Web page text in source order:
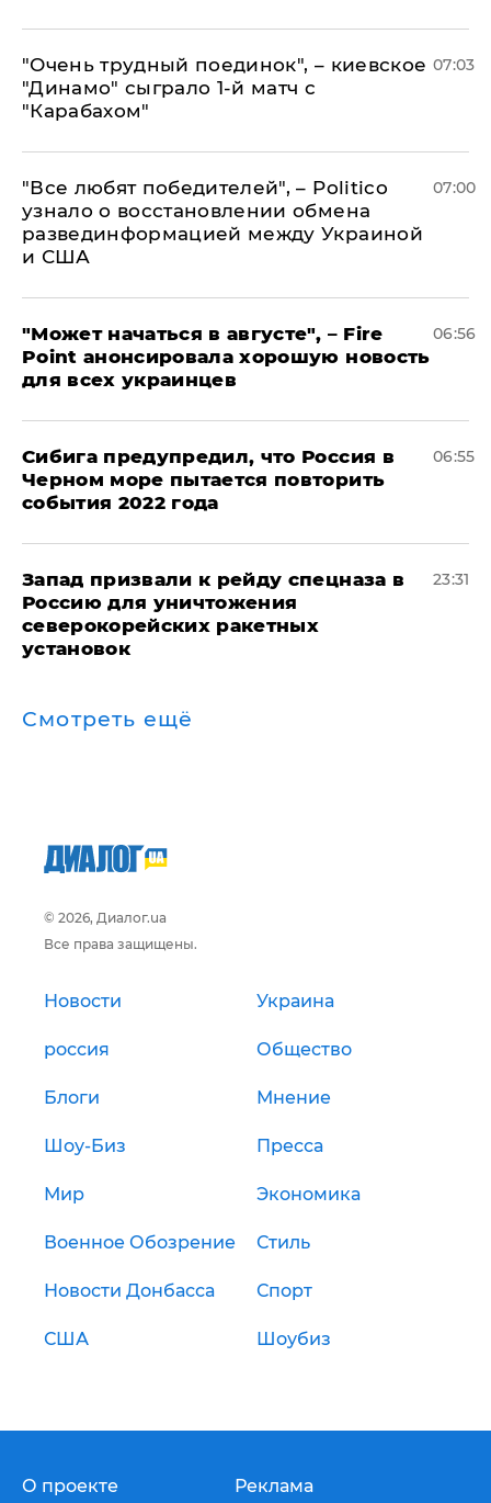
"Очень трудный поединок", – киевское
"Динамо" сыграло 1-й матч с
"Карабахом"
07:03
​"Все любят победителей", – Politico
узнало о восстановлении обмена
развединформацией между Украиной
и США
07:00
"Может начаться в августе", – Fire
Point анонсировала хорошую новость
для всех украинцев
06:56
Сибига предупредил, что Россия в
Черном море пытается повторить
события 2022 года
06:55
Запад призвали к рейду спецназа в
Россию для уничтожения
северокорейских ракетных
установок
23:31
Смотреть ещё
© 2026, Диалог.ua
Все права защищены.
Новости Украина
россия Общество
Блоги Мнение
Шоу-Биз Пресса
Мир Экономика
Военное Обозрение Стиль
Новости Донбасса Спорт
США Шоубиз
О проекте Реклама